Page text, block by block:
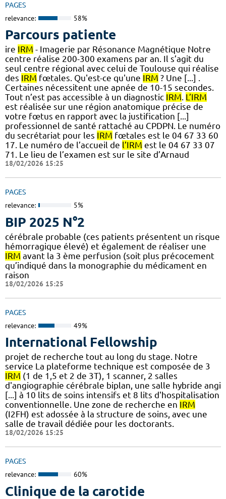
PAGES
relevance: 58%
Parcours patiente
ire IRM - Imagerie par Résonance Magnétique Notre
centre réalise 200-300 examens par an. Il s’agit du
seul centre régional avec celui de Toulouse qui réalise
des IRM fœtales. Qu'est-ce qu'une IRM ? Une [...] .
Certaines nécessitent une apnée de 10-15 secondes.
Tout n’est pas accessible à un diagnostic IRM. L’IRM
est réalisée sur une région anatomique précise de
votre fœtus en rapport avec la justification [...]
professionnel de santé rattaché au CPDPN. Le numéro
du secrétariat pour les IRM fœtales est le 04 67 33 60
17. Le numéro de l’accueil de l’IRM est le 04 67 33 07
71. Le lieu de l’examen est sur le site d’Arnaud
18/02/2026 15:25
PAGES
relevance: 5%
BIP 2025 N°2
cérébrale probable (ces patients présentent un risque
hémorragique élevé) et également de réaliser une
IRM avant la 3 ème perfusion (soit plus précocement
qu’indiqué dans la monographie du médicament en
raison
18/02/2026 15:25
PAGES
relevance: 49%
International Fellowship
projet de recherche tout au long du stage. Notre
service La plateforme technique est composée de 3
IRM (1 de 1,5 et 2 de 3T), 1 scanner, 2 salles
d'angiographie cérébrale biplan, une salle hybride angi
[...] à 10 lits de soins intensifs et 8 lits d'hospitalisation
conventionnelle. Une zone de recherche en IRM
(I2FH) est adossée à la structure de soins, avec une
salle de travail dédiée pour les doctorants.
18/02/2026 15:25
PAGES
relevance: 60%
Clinique de la carotide